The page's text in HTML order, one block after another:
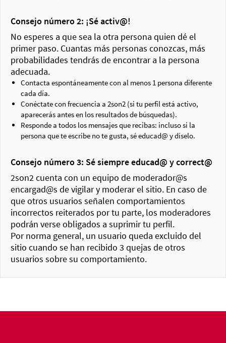
Consejo número 2: ¡Sé activ@!
No esperes a que sea la otra persona quien dé el
primer paso. Cuantas más personas conozcas, más
probabilidades tendrás de encontrar a la persona
adecuada.
Contacta espontáneamente con al menos 1 persona diferente
cada día.
Conéctate con frecuencia a 2son2 (si tu perfil está activo,
aparecerás antes en los resultados de búsquedas).
Responde a todos los mensajes que recibas: incluso si la
persona que te escribe no te gusta, sé educad@ y díselo.
Consejo número 3: Sé siempre educad@ y correct@
2son2 cuenta con un equipo de moderador@s
encargad@s de vigilar y moderar el sitio. En caso de
que otros usuarios señalen comportamientos
incorrectos reiterados por tu parte, los moderadores
podrán verse obligados a suprimir tu perfil.
Por norma general, un usuario queda excluido del
sitio cuando se han recibido 3 quejas de otros
usuarios sobre su comportamiento.